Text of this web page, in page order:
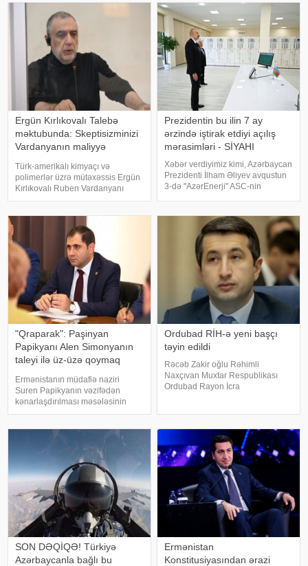
barədə ABŞ Dövlət
Departamentinin avqustun 1-də
yenilənmiş bildirişind
yaradılmasını müzakirəyə təklif
edib. Bu barəd
Ergün Kırlıkovalı Talebə
məktubunda: Skeptisizminizi
Vardanyanın maliyyə
Türk-amerikalı kimyaçı və
polimerlər üzrə mütəxəssis Ergün
Kırlıkovalı Ruben Vardanyanı
dəstəkləməsi və mühazirə
amerikalı risk tədqiqatçısı və
esseist Nassim Nikola
Prezidentin bu ilin 7 ay
ərzində iştirak etdiyi açılış
mərasimləri - SİYAHI
Xəbər verdiyimiz kimi, Azərbaycan
Prezidenti İlham Əliyev avqustun
3-də "AzərEnerji" ASC-nin
açılışında iştirak edib. Dövlət
başçısı cari ilin ötə
"Qraparak": Paşinyan
Papikyanı Alen Simonyanın
taleyi ilə üz-üzə qoymaq
Ermənistanın müdafiə naziri
Suren Papikyanın vəzifədən
kənarlaşdırılması məsələsinin
gündəmə gəldiyi iddia olunur.
hakimiyyət daxilindəki mənbələrə
istinadən yazır ki, Baş nazi
Ordubad RİH-ə yeni başçı
təyin edildi
Rəcəb Zakir oğlu Rəhimli
Naxçıvan Muxtar Respublikası
Ordubad Rayon İcra
Prezidenti İlham Əliyev Sərəncam
imzalayıb. Dövlət başçısını
SON DƏQİQƏ! Türkiyə
Azərbaycanla bağlı bu
Ermənistan
Konstitusiyasından ərazi